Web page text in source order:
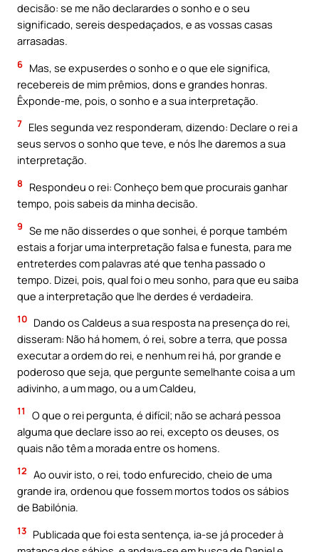
decisão: se me não declarardes o sonho e o seu
significado, sereis despedaçados, e as vossas casas
arrasadas.
6 Mas, se expuserdes o sonho e o que ele significa,
recebereis de mim prêmios, dons e grandes honras.
Êxponde-me, pois, o sonho e a sua interpretação.
7 Eles segunda vez responderam, dizendo: Declare o rei a
seus servos o sonho que teve, e nós lhe daremos a sua
interpretação.
8
Respondeu o rei: Conheço bem que procurais ganhar
tempo, pois sabeis da minha decisão.
9 Se me não disserdes o que sonhei, é porque também
estais a forjar uma interpretação falsa e funesta, para me
entreterdes com palavras até que tenha passado o
tempo. Dizei, pois, qual foi o meu sonho, para que eu saiba
que a interpretação que lhe derdes é verdadeira.
10 Dando os Caldeus a sua resposta na presença do rei,
disseram: Não há homem, ó rei, sobre a terra, que possa
executar a ordem do rei, e nenhum rei há, por grande e
poderoso que seja, que pergunte semelhante coisa a um
adivinho, a um mago, ou a um Caldeu,
11
O que o rei pergunta, é difícil; não se achará pessoa
alguma que declare isso ao rei, excepto os deuses, os
quais não têm a morada entre os homens.
12 Ao ouvir isto, o rei, todo enfurecido, cheio de uma
grande ira, ordenou que fossem mortos todos os sábios
de Babilónia.
13 Publicada que foi esta sentença, ia-se já proceder à